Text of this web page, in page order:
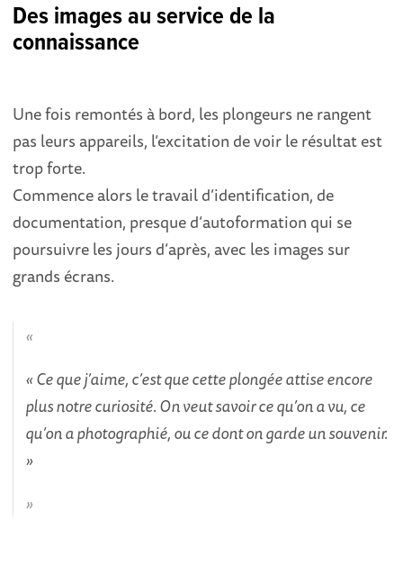
Des images au service de la
connaissance
Une fois remontés à bord, les plongeurs ne rangent
pas leurs appareils, l’excitation de voir le résultat est
trop forte.
Commence alors le travail d’identification, de
documentation, presque d’autoformation qui se
poursuivre les jours d’après, avec les images sur
grands écrans.
« Ce que j’aime, c’est que cette plongée attise encore
plus notre curiosité. On veut savoir ce qu’on a vu, ce
qu’on a photographié, ou ce dont on garde un souvenir.
»